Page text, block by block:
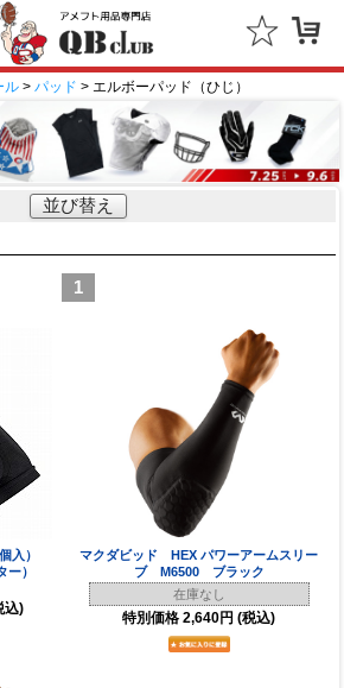
ル > パッド > エルボーパッド（ひじ）
並び替え
1
入）
ー）
込)
マクダビッド HEX パワーアームスリー
ブ M6500 ブラック
在庫なし
特別価格 2,640円 (税込)